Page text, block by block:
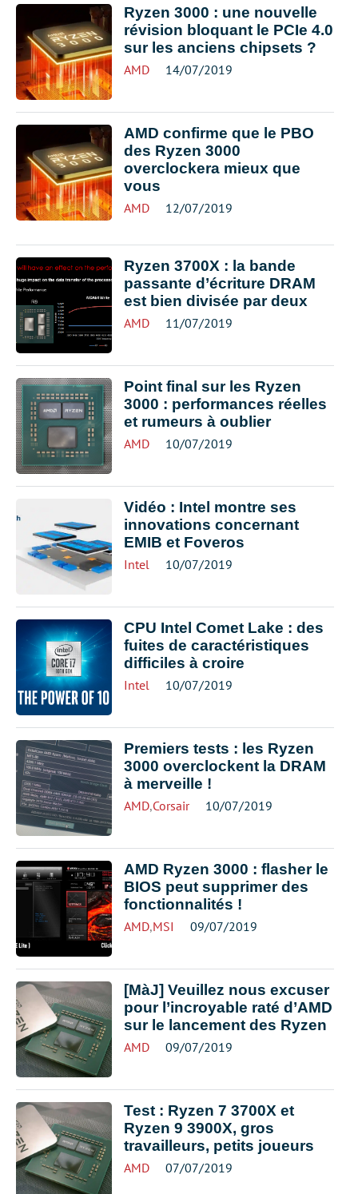
Ryzen 3000 : une nouvelle
révision bloquant le PCIe 4.0
sur les anciens chipsets ?
AMD 14/07/2019
AMD confirme que le PBO
des Ryzen 3000
overclockera mieux que
vous
AMD 12/07/2019
Ryzen 3700X : la bande
passante d’écriture DRAM
est bien divisée par deux
AMD 11/07/2019
Point final sur les Ryzen
3000 : performances réelles
et rumeurs à oublier
AMD 10/07/2019
Vidéo : Intel montre ses
innovations concernant
EMIB et Foveros
Intel 10/07/2019
CPU Intel Comet Lake : des
fuites de caractéristiques
difficiles à croire
Intel 10/07/2019
Premiers tests : les Ryzen
3000 overclockent la DRAM
à merveille !
AMD,Corsair 10/07/2019
AMD Ryzen 3000 : flasher le
BIOS peut supprimer des
fonctionnalités !
AMD,MSI 09/07/2019
[MàJ] Veuillez nous excuser
pour l’incroyable raté d’AMD
sur le lancement des Ryzen
AMD 09/07/2019
Test : Ryzen 7 3700X et
Ryzen 9 3900X, gros
travailleurs, petits joueurs
AMD 07/07/2019